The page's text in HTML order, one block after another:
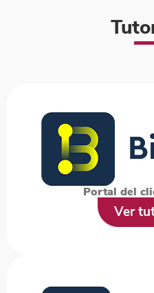
Portal del
Ver